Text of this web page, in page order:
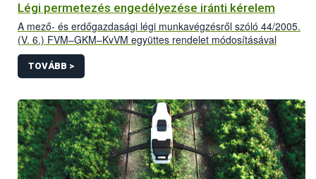
Légi permetezés engedélyezése iránti kérelem
A mező- és erdőgazdasági légi munkavégzésről szóló 44/2005.
(V. 6.) FVM–GKM–KvVM együttes rendelet módosításával
hazánkban kérelem alapján megvalósítható a légi úton történő
növényvédő szer kijuttatás, az alábbi feltételek szerint.
TOVÁBB >